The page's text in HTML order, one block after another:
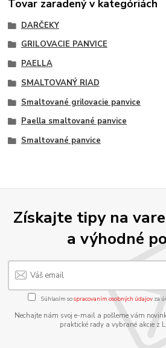
Tovar zaradený v kategóriách
DARČEKY
GRILOVACIE PANVICE
PAELLA
SMALTOVANÝ RIAD
Smaltované grilovacie panvice
Paella smaltované panvice
Smaltované panvice
Získajte tipy na
a výhodné
Súhlasím sospracovaním osobných údajov za
Nechajte nám svoj e-mail a pošleme vám
praktické rady a vybrané akcie z